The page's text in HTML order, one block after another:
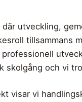
utveckling,
tillsammans
och vi
visar vi